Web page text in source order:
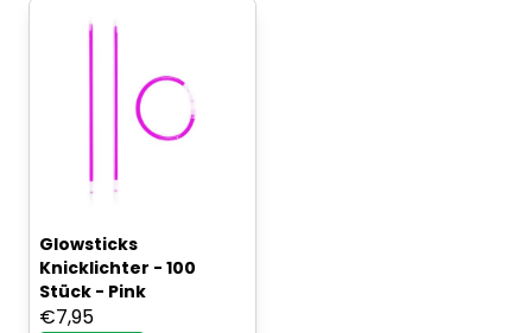
Glowsticks
Knicklichter - 100
Stück - Pink
€7,95